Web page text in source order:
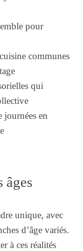
pour
communes
qui
journées en
âges
unique, avec
d’âge variés.
à ces réalités